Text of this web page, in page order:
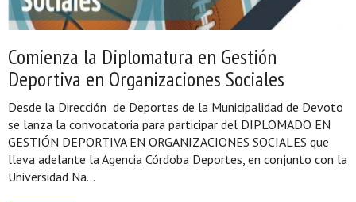
Comienza la Diplomatura en Gestión
Deportiva en Organizaciones Sociales
Desde la Dirección de Deportes de la Municipalidad de Devoto
se lanza la convocatoria para participar del DIPLOMADO EN
GESTIÓN DEPORTIVA EN ORGANIZACIONES SOCIALES que
lleva adelante la Agencia Córdoba Deportes, en conjunto con la
Universidad Na...